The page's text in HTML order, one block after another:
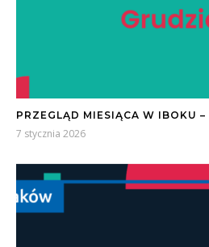
PRZEGLĄD MIESIĄCA W IBOKU
7 stycznia 2026